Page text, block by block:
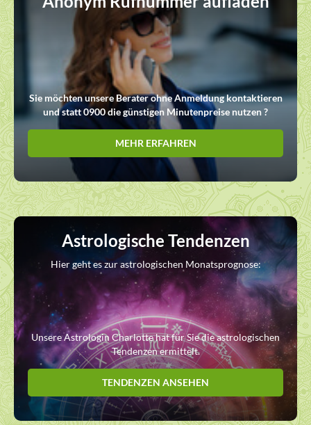
Sie möchten unsere Berater ohne Anmeldung kontaktieren
und statt 0900 die günstigen Minutenpreise nutzen ?
MEHR ERFAHREN
Astrologische Tendenzen
Hier geht es zur astrologischen Monatsprognose:
Unsere Astrologin Charlotte hat für Sie die astrologischen
Tendenzen ermittelt.
TENDENZEN ANSEHEN